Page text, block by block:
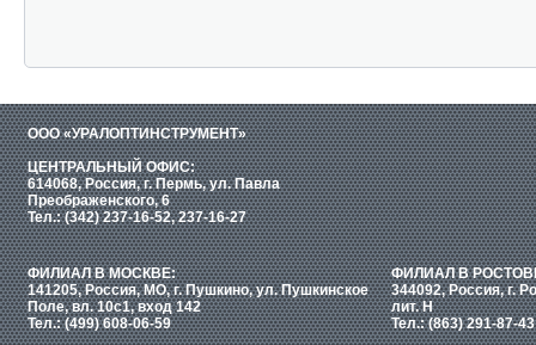
ООО «УРАЛОПТИНСТРУМЕНТ»
ЦЕНТРАЛЬНЫЙ ОФИС:
614068, Россия, г. Пермь, ул. Павла
Преображенского, 6
Тел.: (342) 237-16-52, 237-16-27
ФИЛИАЛ В МОСКВЕ:
141205, Россия, МО, г. Пушкино, ул. Пушкинское
Поле, вл. 10с1, вход 142
Тел.: (499) 608-06-59
ФИЛИАЛ В
344092, Россия, г.
лит. Н
Тел.: (863) 291-87-43